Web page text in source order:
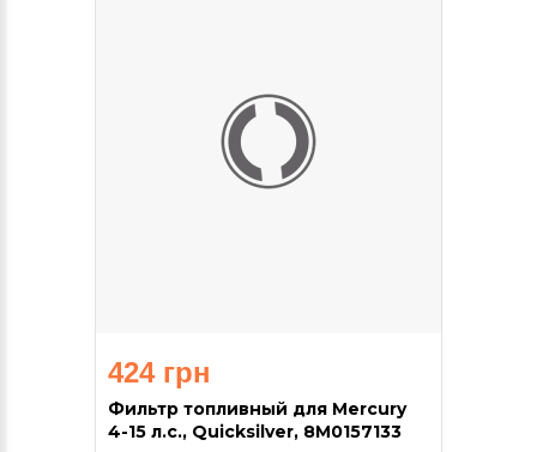
424 грн
Фильтр топливный для Mercury
4-15 л.с., Quicksilver, 8M0157133